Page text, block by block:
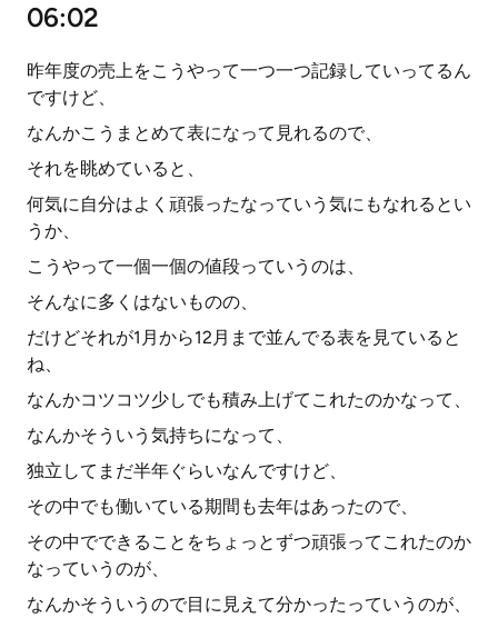
06:02
昨年度の売上をこうやって一つ一つ記録していってるん
ですけど、
なんかこうまとめて表になって見れるので、
それを眺めていると、
何気に自分はよく頑張ったなっていう気にもなれるとい
うか、
こうやって一個一個の値段っていうのは、
そんなに多くはないものの、
だけどそれが1月から12月まで並んでる表を見ていると
ね、
なんかコツコツ少しでも積み上げてこれたのかなって、
なんかそういう気持ちになって、
独立してまだ半年ぐらいなんですけど、
その中でも働いている期間も去年はあったので、
その中でできることをちょっとずつ頑張ってこれたのか
なっていうのが、
なんかそういうので目に見えて分かったっていうのが、